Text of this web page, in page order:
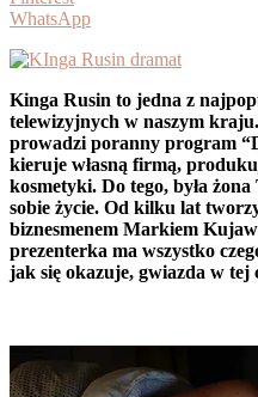
WhatsApp
Kinga Rusin to jedna z
telewizyjnych w naszym
prowadzi poranny program
kieruje własną firmą,
kosmetyki. Do tego, była żona
sobie życie. Od kilku lat
biznesmenem Markiem
prezenterka ma wszystko
jak się okazuje, gwiazda w